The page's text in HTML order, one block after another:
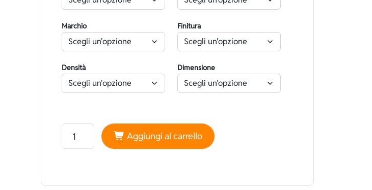
Marchio Finitura
Densità Dimensione
Neoprene Sheico Foderato Superstretch Deep Salvia - Spaccato quantità
Aggiungi al carrello